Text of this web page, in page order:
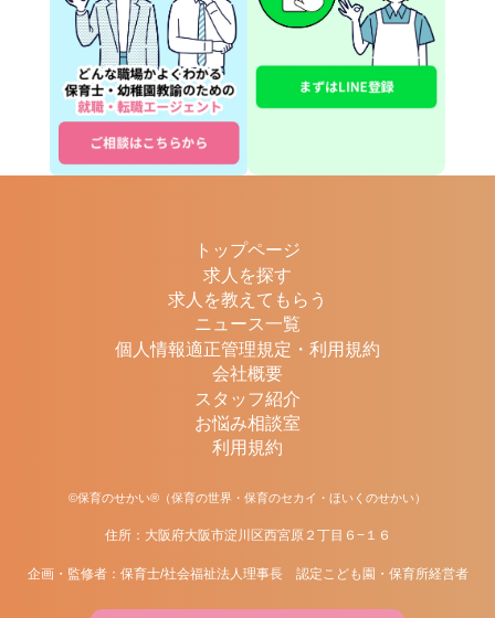
トップページ
求人を探す
求人を教えてもらう
ニュース一覧
個人情報適正管理規定・利用規約
会社概要
スタッフ紹介
お悩み相談室
利用規約
©保育のせかい®（保育の世界・保育のセカイ・ほいくのせかい）
住所：大阪府大阪市淀川区西宮原２丁目６−１６
企画・監修者：保育士/社会福祉法人理事長 認定こども園・保育所経営者